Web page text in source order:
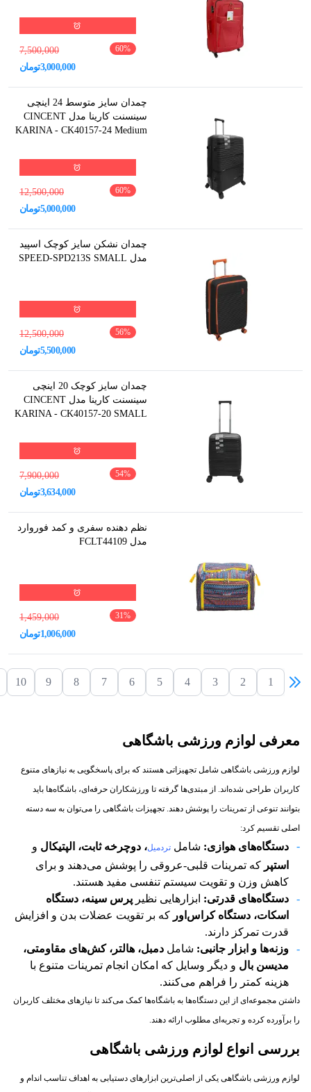
60%
7,500,000
3,000,000تومان
چمدان سایز متوسط 24 اینچی
سینسنت کارینا مدل CINCENT
KARINA - CK40157-24 Medium
60%
12,500,000
5,000,000تومان
چمدان نشکن سایز کوچک اسپید
مدل SPEED-SPD213S SMALL
56%
12,500,000
5,500,000تومان
چمدان سایز کوچک 20 اینچی
سینسنت کارینا مدل CINCENT
KARINA - CK40157-20 SMALL
54%
7,900,000
3,634,000تومان
نظم دهنده سفری و کمد فوروارد
مدل FCLT44109
31%
1,459,000
1,006,000تومان
1
2
3
4
5
6
7
8
9
10
معرفی لوازم ورزشی باشگاهی
لوازم ورزشی باشگاهی شامل تجهیزاتی هستند که برای پاسخگویی به نیازهای متنوع
کاربران طراحی شده‌اند. از مبتدی‌ها گرفته تا ورزشکاران حرفه‌ای، باشگاه‌ها باید
بتوانند تنوعی از تمرینات را پوشش دهند. تجهیزات باشگاهی را می‌توان به سه دسته
اصلی تقسیم کرد:
دستگاه‌های هوازی: شامل تردمیل، دوچرخه ثابت، الپتیکال و
استپر که تمرینات قلبی-عروقی را پوشش می‌دهند و برای
کاهش وزن و تقویت سیستم تنفسی مفید هستند.
دستگاه‌های قدرتی: ابزارهایی نظیر پرس سینه، دستگاه
اسکات، دستگاه کراس‌اور که بر تقویت عضلات بدن و افزایش
قدرت تمرکز دارند.
وزنه‌ها و ابزار جانبی: شامل دمبل، هالتر، کش‌های مقاومتی،
مدیسن بال و دیگر وسایل که امکان انجام تمرینات متنوع با
هزینه کمتر را فراهم می‌کنند.
داشتن مجموعه‌ای از این دستگاه‌ها به باشگاه‌ها کمک می‌کند تا نیازهای مختلف کاربران
را برآورده کرده و تجربه‌ای مطلوب ارائه دهند.
بررسی انواع لوازم ورزشی باشگاهی
لوازم ورزشی باشگاهی یکی از اصلی‌ترین ابزارهای دستیابی به اهداف تناسب اندام و